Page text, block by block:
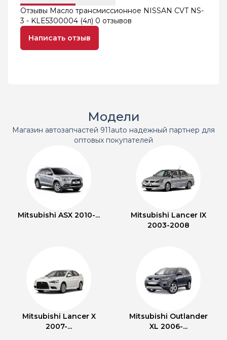
Отзывы Масло трансмиссионное NISSAN CVT NS-
3 - KLE5300004 (4л) 0 отзывов
Написать отзыв
Модели
Магазин автозапчастей 911auto надежный партнер для
оптовых покупателей
Mitsubishi ASX 2010-...
Mitsubishi Lancer IX
2003-2008
Mitsubishi Lancer X
2007-...
Mitsubishi Outlander
XL 2006-...